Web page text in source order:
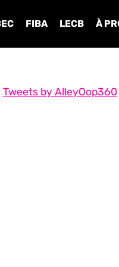
FIBA LECB À
Tweets by AlleyOop360